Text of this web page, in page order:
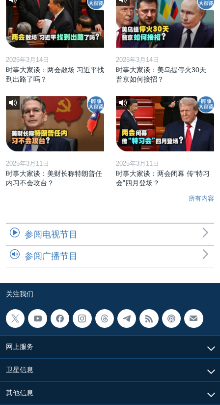
2025年3月14日
时事大家谈：两会散场 习近平找
到出路了吗？
2025年3月14日
时事大家谈：美乌提停火30天
普京如何接招？
2025年3月11日
时事大家谈：美财长称特朗普任
内习不会攻台？
2025年3月11日
时事大家谈：两会闭幕 传“特习
会”四月登场？
所有内容
参阅电视节目
参阅广播节目
关注我们
网上服务
卫星信息
其他信息